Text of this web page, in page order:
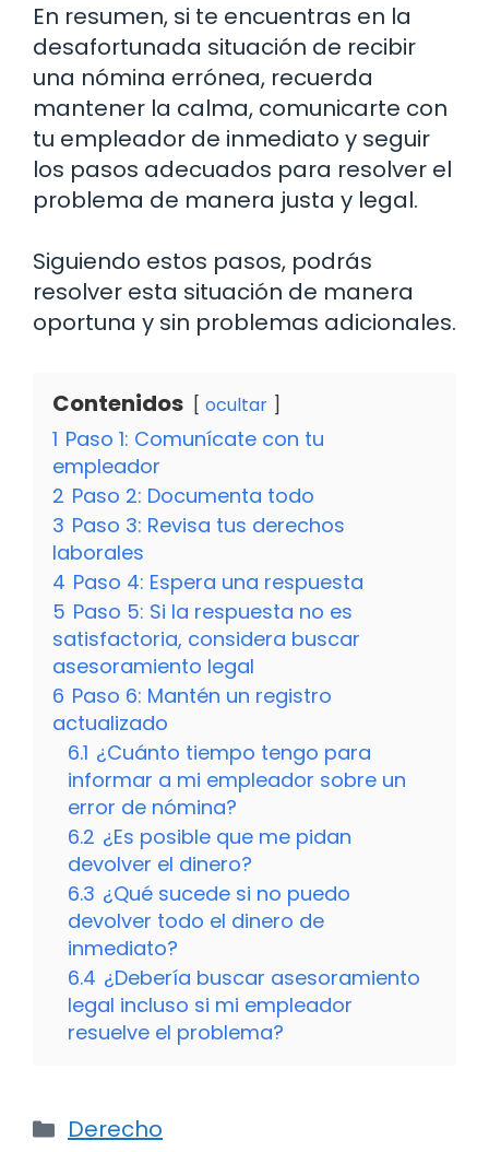
En resumen, si te encuentras en la
desafortunada situación de recibir
una nómina errónea, recuerda
mantener la calma, comunicarte con
tu empleador de inmediato y seguir
los pasos adecuados para resolver el
problema de manera justa y legal.
Siguiendo estos pasos, podrás
resolver esta situación de manera
oportuna y sin problemas adicionales.
Contenidos ocultar
1 Paso 1: Comunícate con tu
empleador
2 Paso 2: Documenta todo
3 Paso 3: Revisa tus derechos
laborales
4 Paso 4: Espera una respuesta
5 Paso 5: Si la respuesta no es
satisfactoria, considera buscar
asesoramiento legal
6 Paso 6: Mantén un registro
actualizado
6.1 ¿Cuánto tiempo tengo para
informar a mi empleador sobre un
error de nómina?
6.2 ¿Es posible que me pidan
devolver el dinero?
6.3 ¿Qué sucede si no puedo
devolver todo el dinero de
inmediato?
6.4 ¿Debería buscar asesoramiento
legal incluso si mi empleador
resuelve el problema?
Categorías
Derecho